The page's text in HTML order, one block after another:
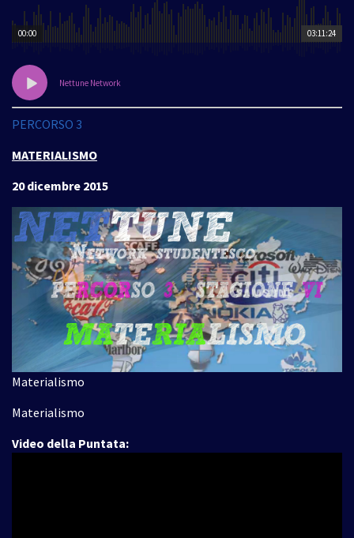
03:11:24
00:00
Nettune Network
PERCORSO 3
MATERIALISMO
20 dicembre 2015
Materialismo
Materialismo
Video della Puntata: